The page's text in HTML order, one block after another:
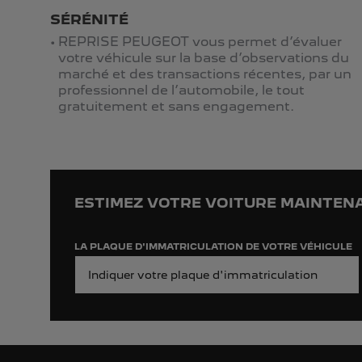
SÉRÉNITÉ
REPRISE PEUGEOT vous permet d’évaluer
votre véhicule sur la base d’observations du
marché et des transactions récentes, par un
professionnel de l’automobile, le tout
gratuitement et sans engagement.
ESTIMEZ VOTRE VOITURE
LA PLAQUE D'IMMATRICULATION DE VOTRE VÉHICULE